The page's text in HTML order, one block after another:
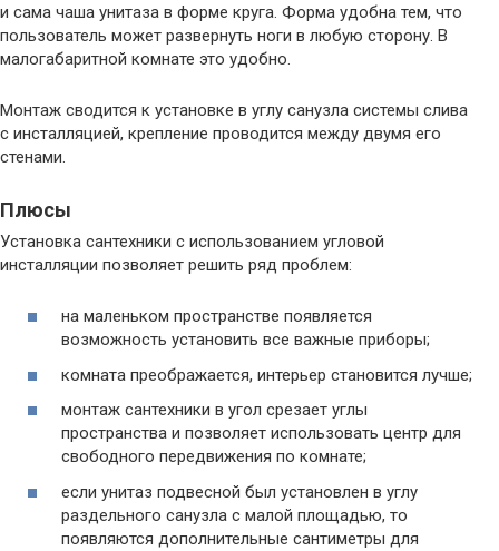
и сама чаша унитаза в форме круга. Форма удобна тем, что
пользователь может развернуть ноги в любую сторону. В
малогабаритной комнате это удобно.
Монтаж сводится к установке в углу санузла системы слива
с инсталляцией, крепление проводится между двумя его
стенами.
Плюсы
Установка сантехники с использованием угловой
инсталляции позволяет решить ряд проблем:
на маленьком пространстве появляется
возможность установить все важные приборы;
комната преображается, интерьер становится лучше;
монтаж сантехники в угол срезает углы
пространства и позволяет использовать центр для
свободного передвижения по комнате;
если унитаз подвесной был установлен в углу
раздельного санузла с малой площадью, то
появляются дополнительные сантиметры для